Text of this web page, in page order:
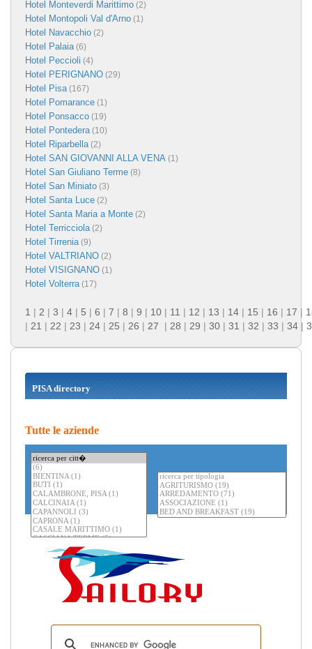
Hotel Monteverdi Marittimo (2)
Hotel Montopoli Val d'Arno (1)
Hotel Navacchio (2)
Hotel Palaia(6)
Hotel Peccioli (4)
Hotel PERIGNANO (29)
Hotel Pisa(167)
Hotel Pomarance (1)
Hotel Ponsacco (19)
Hotel Pontedera(10)
Hotel Riparbella(2)
Hotel SAN GIOVANNI ALLA VENA (1)
Hotel San Giuliano Terme (8)
Hotel San Miniato (3)
Hotel Santa Luce (2)
Hotel Santa Maria a Monte (2)
Hotel Terricciola(2)
Hotel Tirrenia(9)
Hotel VALTRIANO (2)
Hotel VISIGNANO (1)
Hotel Volterra(17)
1 | 2 | 3 | 4 | 5 | 6 | 7 | 8 | 9 | 10 | 11 | 12 | 13 | 14 | 15 | 16 | 17 |
| 21 | 22 | 23 | 24 | 25 | 26 | 27 | 28 | 29 | 30 | 31 | 32 | 33 | 34 |
PISA directory
Tutte le aziende